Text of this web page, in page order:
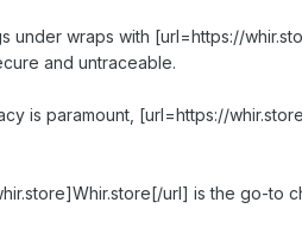
under wraps with [url=https://
and untraceable.
is paramount, [url=https://
url] is the go-to